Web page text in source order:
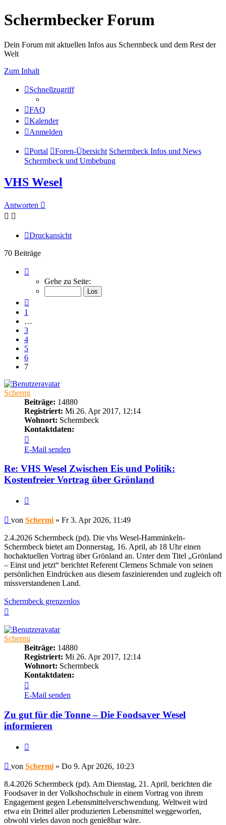
Schermbecker Forum
Dein Forum mit aktuellen Infos aus Schermbeck und dem Rest der
Welt
Zum Inhalt
Schnellzugriff
FAQ
Kalender
Anmelden
Portal Foren-Übersicht Schermbeck Infos und News
Schermbeck und Umbebung
VHS Wesel
Antworten
Druckansicht
70 Beiträge
von
Gehe zu Seite:
1
…
3
4
5
6
7
Schermi
Beiträge: 14880
Registriert: Mi 26. Apr 2017, 12:14
Wohnort: Schermbeck
Kontaktdaten:
von
Schermi
E-Mail senden
Re: VHS Wesel Zwischen Eis und Politik:
Kostenfreier Vortrag über Grönland
Beitrag
von Schermi » Fr 3. Apr 2026, 11:49
2.4.2026 Schermbeck (pd). Die vhs Wesel-Hamminkeln-
Schermbeck bietet am Donnerstag, 16. April, ab 18 Uhr einen
hochaktuellen Vortrag über Grönland an. Unter dem Titel „Grönland
– Einst und jetzt“ berichtet Referent Clemens Schmale von seinen
persönlichen Eindrücken aus diesem faszinierenden und zugleich oft
missverstandenen Land.
Schermbeck grenzenlos
Schermi
Beiträge: 14880
Registriert: Mi 26. Apr 2017, 12:14
Wohnort: Schermbeck
Kontaktdaten:
von
Schermi
E-Mail senden
Zu gut für die Tonne – Die Foodsaver Wesel
informieren
Beitrag
von Schermi » Do 9. Apr 2026, 10:23
8.4.2026 Schermbeck (pd). Am Dienstag, 21. April, berichten die
Foodsaver in der Volkshochschule in einem Vortrag von ihrem
Engagement gegen Lebensmittelverschwendung. Weltweit wird
etwa ein Drittel aller produzierten Lebensmittel weggeworfen,
obwohl vieles davon noch genießbar wäre.